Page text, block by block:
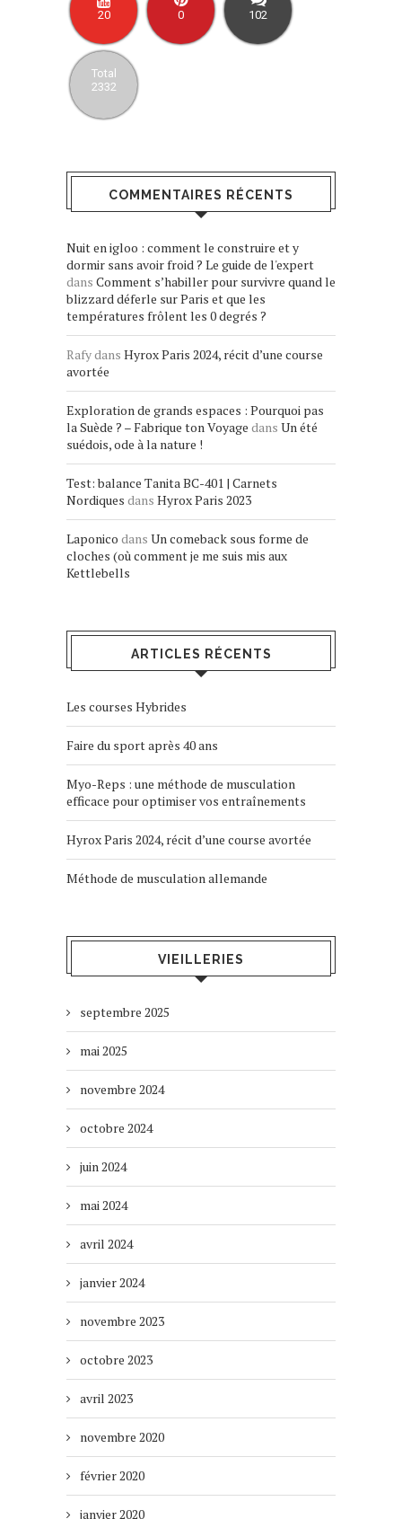
20 0 102
Total
2332
COMMENTAIRES RÉCENTS
Nuit en igloo : comment le construire et y
dormir sans avoir froid ? Le guide de l'expert
dans Comment s’habiller pour survivre quand le
blizzard déferle sur Paris et que les
températures frôlent les 0 degrés ?
Rafydans Hyrox Paris 2024, récit d’une course
avortée
Exploration de grands espaces : Pourquoi pas
la Suède ? – Fabrique ton Voyage dans Un été
suédois, ode à la nature !
Test: balance Tanita BC-401 | Carnets
Nordiques dans Hyrox Paris 2023
Laponico dans Un comeback sous forme de
cloches (où comment je me suis mis aux
Kettlebells
ARTICLES RÉCENTS
Les courses Hybrides
Faire du sport après 40 ans
Myo-Reps : une méthode de musculation
efficace pour optimiser vos entraînements
Hyrox Paris 2024, récit d’une course avortée
Méthode de musculation allemande
VIEILLERIES
septembre 2025
mai 2025
novembre 2024
octobre 2024
juin 2024
mai 2024
avril 2024
janvier 2024
novembre 2023
octobre 2023
avril 2023
novembre 2020
février 2020
janvier 2020